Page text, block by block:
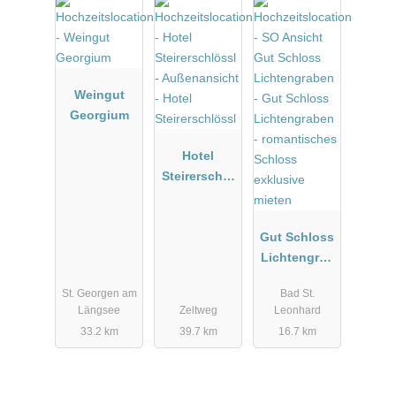
Unser Haus steht Ihnen jederzeit zur Besichtigung offen.
Vereinbaren Sie einen Termin mit uns. - Wir freuen uns auf Ihren
Besuch!
Familie Stölzl
Weingut
Georgium
St. Georgen am
Längsee
33.2 km
Hotel
Steirerschlö
Zeltweg
39.7 km
Gut Schloss
Lichtengrab
romantische
s Schloss
exklusive
Bad St.
Leonhard
16.7 km